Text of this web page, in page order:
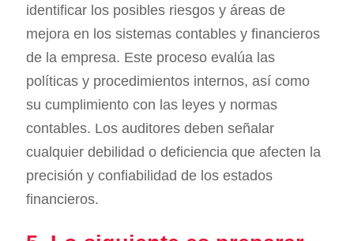
identificar los posibles riesgos y áreas de
mejora en los sistemas contables y financieros
de la empresa. Este proceso evalúa las
políticas y procedimientos internos, así como
su cumplimiento con las leyes y normas
contables. Los auditores deben señalar
cualquier debilidad o deficiencia que afecten la
precisión y confiabilidad de los estados
financieros.